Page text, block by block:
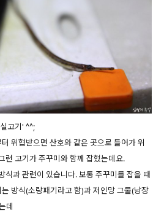
고기' ^^;
위협받으면 산호와 같은 곳으로 들어가 위
런 고기가 주꾸미와 함께 잡혔는데요.
식과 관련이 있습니다. 보통 주꾸미를 잡을 때
방식(소랑패기라고 함)과 저인망 그물(낭장
데